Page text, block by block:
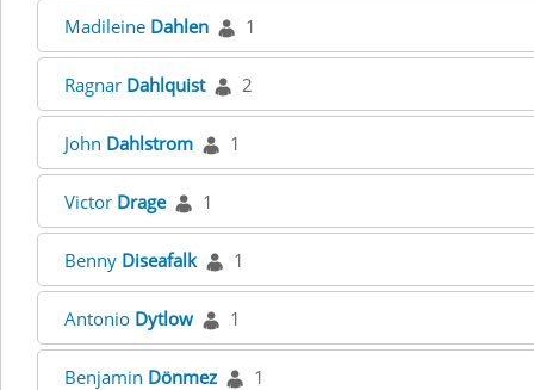
Madileine Dahlen 1
Ragnar Dahlquist 2
John Dahlstrom 1
Victor Drage 1
Benny Diseafalk 1
Antonio Dytlow 1
Benjamin Dönmez 1